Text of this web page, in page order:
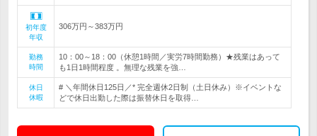
初年度
年収
306万円～383万円
勤務
時間
10：00～18：00（休憩1時間／実労7時間勤務）★残業はあって
も1日1時間程度 。無理な残業を強…
休日
休暇
# ＼年間休日125日／* 完全週休2日制（土日休み）※イベントな
どで休日出勤した際は振替休日を取得…